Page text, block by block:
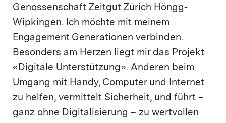
Genossenschaft Zeitgut Zürich Höngg-
Wipkingen. Ich möchte mit meinem
Engagement Generationen verbinden.
Besonders am Herzen liegt mir das Projekt
«Digitale Unterstützung». Anderen beim
Umgang mit Handy, Computer und Internet
zu helfen, vermittelt Sicherheit, und führt –
ganz ohne Digitalisierung – zu wertvollen